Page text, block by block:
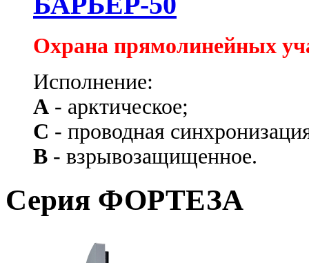
Охрана прямолинейных
Исполнение:
А - арктическое;
С - проводная
В - взрывозащищенное.
Серия ФОРТЕЗА